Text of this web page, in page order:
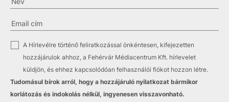
A Hírlevélre történő feliratkozással önkéntesen, kifejezetten
hozzájárulok ahhoz, a Fehérvár Médiacentrum Kft. hírlevelet
küldjön, és ehhez kapcsolódóan felhasználói fiókot hozzon létre.
Tudomásul bírok arról, hogy a hozzájáruló nyilatkozat bármikor
korlátozás és indokolás nélkül, ingyenesen visszavonható.